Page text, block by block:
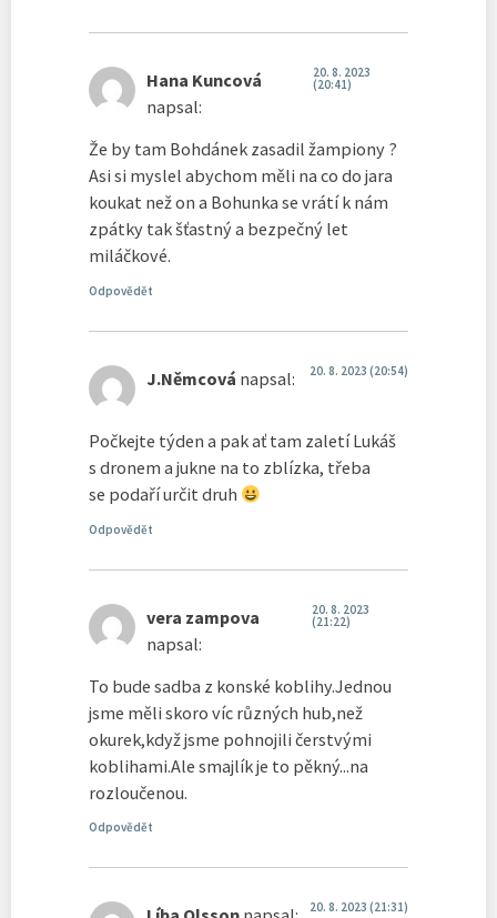
Hana Kuncová
napsal:
20. 8. 2023
(20:41)
Že by tam Bohdánek zasadil žampiony ?
Asi si myslel abychom měli na co do jara
koukat než on a Bohunka se vrátí k nám
zpátky tak šťastný a bezpečný let
miláčkové.
Odpovědět
J.Němcová napsal: 20. 8. 2023 (20:54)
Počkejte týden a pak ať tam zaletí Lukáš
s dronem a jukne na to zblízka, třeba
se podaří určit druh
Odpovědět
vera zampova
napsal:
20. 8. 2023
(21:22)
To bude sadba z konské koblihy.Jednou
jsme měli skoro víc různých hub,než
okurek,když jsme pohnojili čerstvými
koblihami.Ale smajlík je to pěkný...na
rozloučenou.
Odpovědět
20. 8. 2023 (21:31)